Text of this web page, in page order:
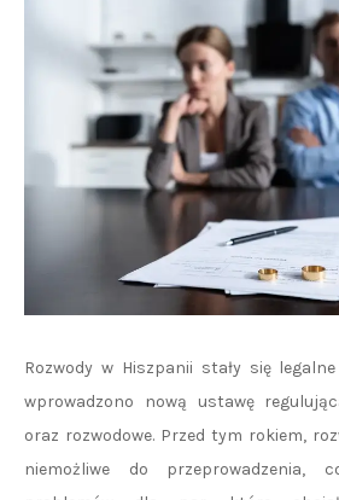
Rozwody w Hiszpanii stały się
wprowadzono nową ustawę
oraz rozwodowe. Przed tym rokiem,
niemożliwe do przeprowadzenia,